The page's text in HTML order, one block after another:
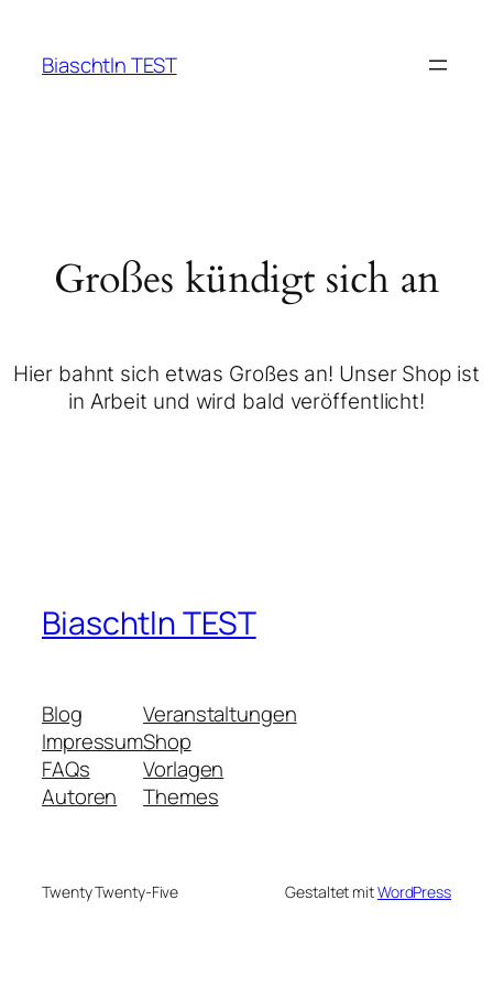
Biaschtln TEST
Großes kündigt sich an
Hier bahnt sich etwas Großes an! Unser Shop ist
in Arbeit und wird bald veröffentlicht!
Biaschtln TEST
Blog
Impressum
FAQs
Autoren
Veranstaltungen
Shop
Vorlagen
Themes
Twenty Twenty-Five Gestaltet mitWordPress